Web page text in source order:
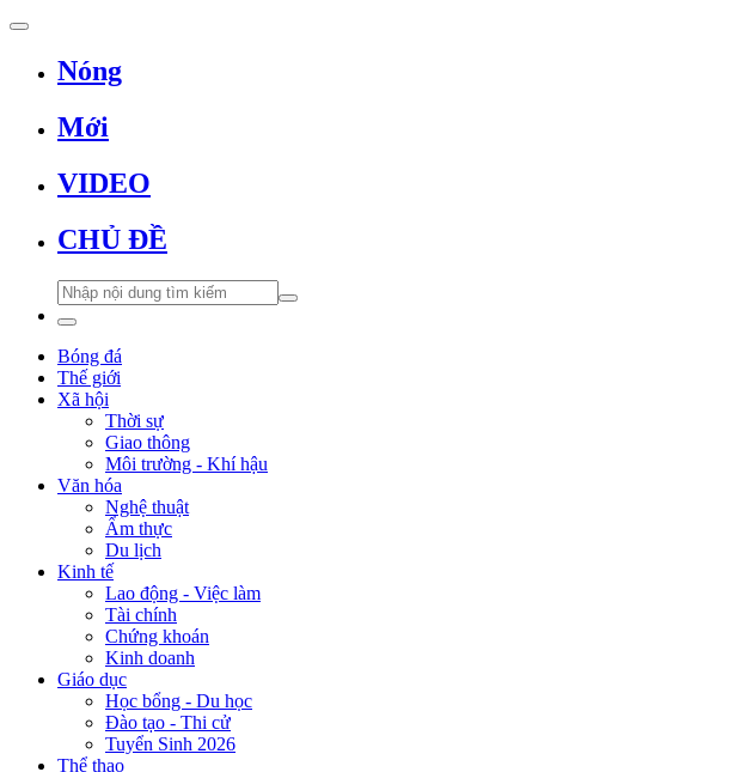
Nóng
Mới
VIDEO
CHỦ ĐỀ
Bóng đá
Thế giới
Xã hội
Thời sự
Giao thông
Môi trường - Khí hậu
Văn hóa
Nghệ thuật
Ẩm thực
Du lịch
Kinh tế
Lao động - Việc làm
Tài chính
Chứng khoán
Kinh doanh
Giáo dục
Học bổng - Du học
Đào tạo - Thi cử
Tuyển Sinh 2026
Thể thao